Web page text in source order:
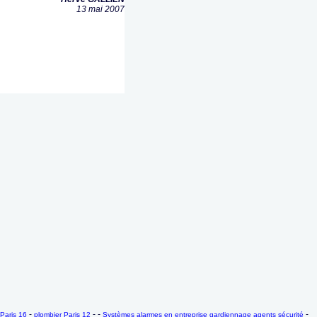
13 mai 2007
16 - plombier Paris 12 - - Systèmes alarmes en entreprise gardiennage agents sécurité -